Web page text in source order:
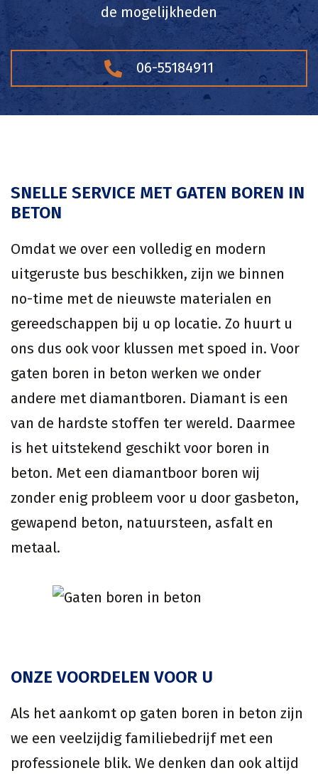
de mogelijkheden
06-55184911
SNELLE SERVICE MET GATEN BOREN IN
BETON
Omdat we over een volledig en modern
uitgeruste bus beschikken, zijn we binnen
no-time met de nieuwste materialen en
gereedschappen bij u op locatie. Zo huurt u
ons dus ook voor klussen met spoed in. Voor
gaten boren in beton werken we onder
andere met diamantboren. Diamant is een
van de hardste stoffen ter wereld. Daarmee
is het uitstekend geschikt voor boren in
beton. Met een diamantboor boren wij
zonder enig probleem voor u door gasbeton,
gewapend beton, natuursteen, asfalt en
metaal.
ONZE VOORDELEN VOOR U
Als het aankomt op gaten boren in beton zijn
we een veelzijdig familiebedrijf met een
professionele blik. We denken dan ook altijd